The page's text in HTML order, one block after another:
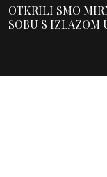
OTKRILI SMO
SOBU S IZLAZOM